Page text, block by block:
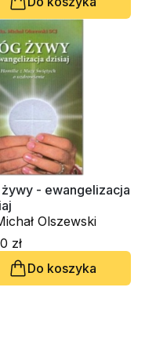
- ewangelizacja
Olszewski
zł
Do koszyka